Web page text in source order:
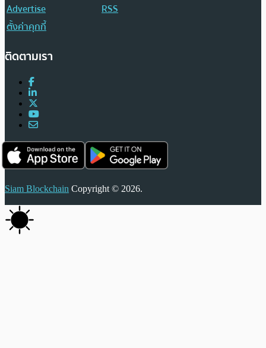
Advertise
RSS
ตั้งค่าคุกกี้
ติดตามเรา
Siam Blockchain Copyright © 2026.